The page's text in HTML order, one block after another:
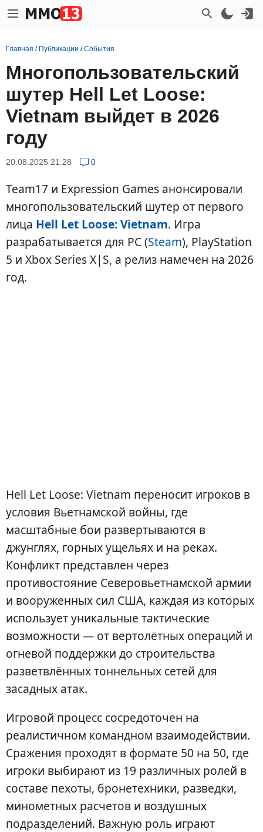
Главная / Публикации /События
Многопользовательский
шутер Hell Let Loose:
Vietnam выйдет в 2026
году
20.08.2025 21:28 0
Team17 и Expression Games анонсировали
многопользовательский шутер от первого
лица Hell Let Loose: Vietnam. Игра
разрабатывается для PC (Steam), PlayStation
5 и Xbox Series X|S, а релиз намечен на 2026
год.
Hell Let Loose: Vietnam переносит игроков в
условия Вьетнамской войны, где
масштабные бои развертываются в
джунглях, горных ущельях и на реках.
Конфликт представлен через
противостояние Северовьетнамской армии
и вооруженных сил США, каждая из которых
использует уникальные тактические
возможности — от вертолётных операций и
огневой поддержки до строительства
разветвлённых тоннельных сетей для
засадных атак.
Игровой процесс сосредоточен на
реалистичном командном взаимодействии.
Сражения проходят в формате 50 на 50, где
игроки выбирают из 19 различных ролей в
составе пехоты, бронетехники, разведки,
минометных расчетов и воздушных
подразделений. Важную роль играют